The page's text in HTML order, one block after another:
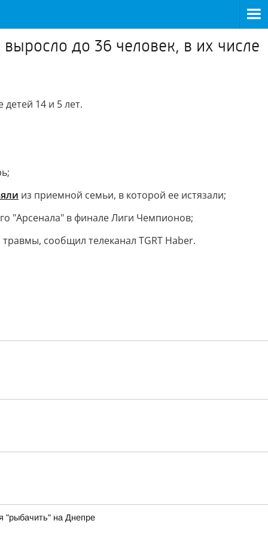
до 36 человек, в их числе
детей 14 и 5 лет.
из приемной семьи, в которой ее истязали;
"Арсенала" в финале Лиги Чемпионов;
сообщил телеканал TGRT Haber.
"рыбачить" на Днепре